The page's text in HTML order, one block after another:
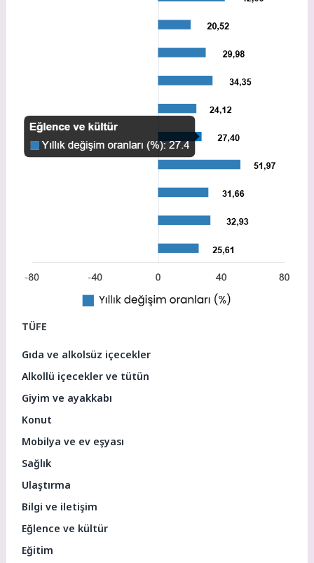
TÜFE
Gıda ve alkolsüz içecekler
Alkollü içecekler ve tütün
Giyim ve ayakkabı
Konut
Mobilya ve ev eşyası
Sağlık
Ulaştırma
Bilgi ve iletişim
Eğlence ve kültür
Eğitim